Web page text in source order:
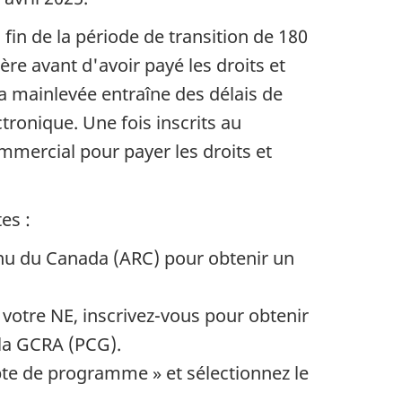
de la période de transition de 180
avant d'avoir payé les droits et
entraîne des délais de
Une fois inscrits au
pour payer les droits et
:
du Canada (ARC) pour obtenir un
NE, inscrivez-vous pour obtenir
(PCG).
de programme » et sélectionnez le